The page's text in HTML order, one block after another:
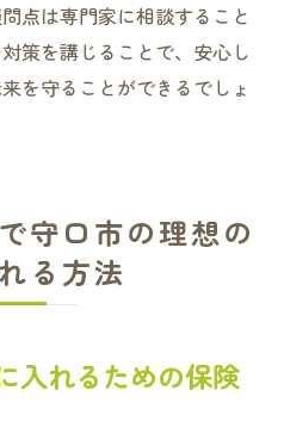
点は専門家に相談すること
策を講じることで、安心し
を守ることができるでしょ
守口市の理想の
る方法
入れるための保険